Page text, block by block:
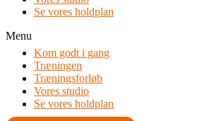
Se vores holdplan
Menu
Kom godt i gang
Træningen
Træningsforløb
Vores studio
Se vores holdplan